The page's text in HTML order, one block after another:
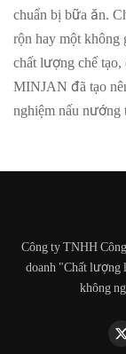
chuẩn bị bữa ăn.
rộn hay một không
chất lượng chế
MINJAN đã tạo
nghiệm nấu
Công ty TNHH
doanh "Chất lượng
không